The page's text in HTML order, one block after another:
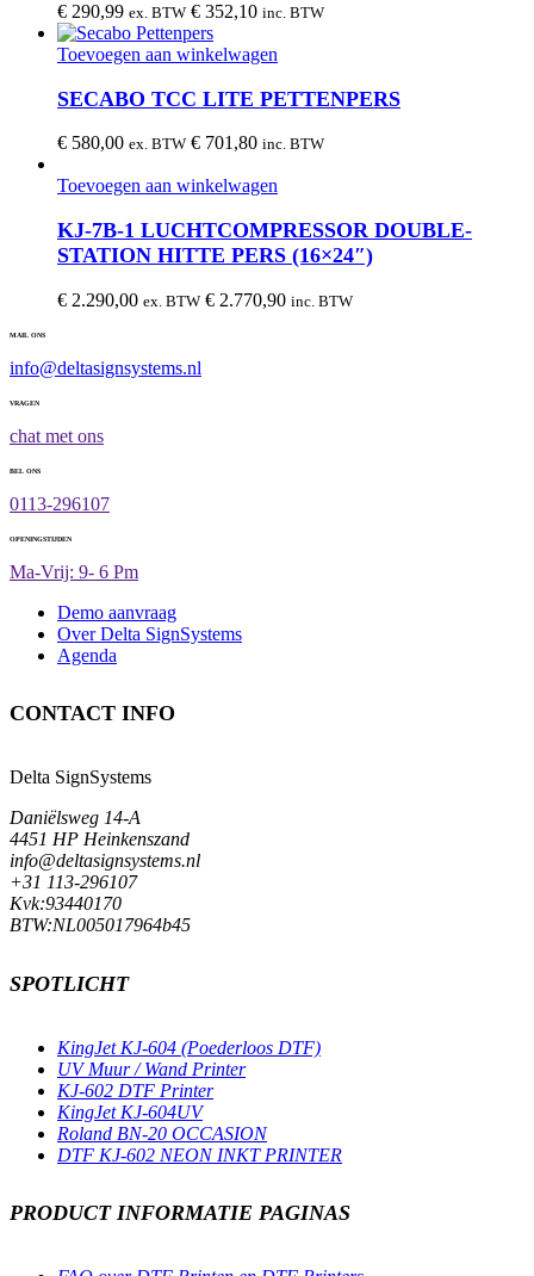
€ 290,99 ex. BTW € 352,10 inc. BTW
Toevoegen aan winkelwagen
SECABO TCC LITE PETTENPERS
€ 580,00 ex. BTW € 701,80 inc. BTW
Toevoegen aan winkelwagen
KJ-7B-1 LUCHTCOMPRESSOR DOUBLE-
STATION HITTE PERS (16×24″)
€ 2.290,00 ex. BTW € 2.770,90 inc. BTW
MAIL ONS
info@deltasignsystems.nl
VRAGEN
chat met ons
BEL ONS
0113-296107
OPENINGSTIJDEN
Ma-Vrij: 9- 6 Pm
Demo aanvraag
Over Delta SignSystems
Agenda
CONTACT INFO
Delta SignSystems
Daniëlsweg 14-A
4451 HP Heinkenszand
info@deltasignsystems.nl
+31 113-296107
Kvk:93440170
BTW:NL005017964b45
SPOTLICHT
KingJet KJ-604 (Poederloos DTF)
UV Muur / Wand Printer
KJ-602 DTF Printer
KingJet KJ-604UV
Roland BN-20 OCCASION
DTF KJ-602 NEON INKT PRINTER
PRODUCT INFORMATIE PAGINAS